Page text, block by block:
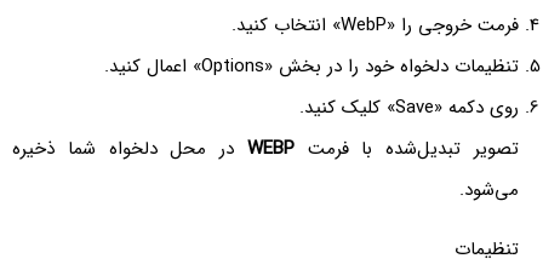
فرمت خروجی را «WebP» انتخاب کنید.
تنظیمات دلخواه خود را در بخش «Options» اعمال کنید.
روی دکمه «Save» کلیک کنید.
تصویر تبدیل‌شده با فرمت WEBPدر محل دلخواه شما ذخیره
می‌شود.
تنظیمات